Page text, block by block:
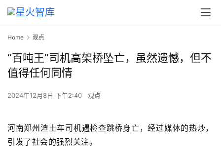
Home 观点
“百吨王”司机高架桥坠亡，虽然遗憾，但不
值得任何同情
2024年12月8日 下午2:40 观点
河南郑州渣土车司机遇检查跳桥身亡，经过媒体的热炒，
引发了社会的强烈关注。